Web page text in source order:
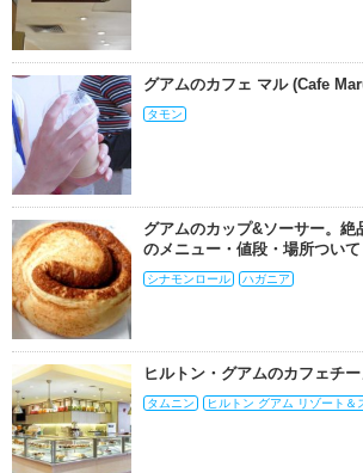
グアムのカフェ マル (Cafe
タモン
グアムのカップ&ソーサー。絶
のメニュー・値段・場所つい
シナモンロール ハガニア
ヒルトン・グアムのカフェチ
タムニン ヒルトン グアム リゾート＆